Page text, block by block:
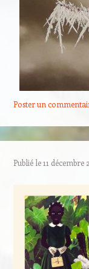
Poster un
Publié le11 décembre